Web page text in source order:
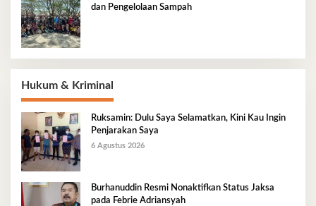
dan Pengelolaan Sampah
Hukum & Kriminal
Ruksamin: Dulu Saya Selamatkan, Kini Kau Ingin
Penjarakan Saya
6 Agustus 2026
Burhanuddin Resmi Nonaktifkan Status Jaksa
pada Febrie Adriansyah